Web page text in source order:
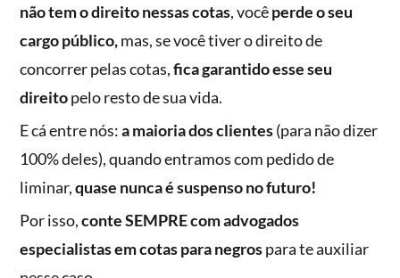
não tem o direito nessas cotas, vocêperde o seu
cargo público,mas, se você tiver o direito de
concorrer pelas cotas,fica garantido esse seu
direitopelo resto de sua vida.
E cá entre nós:a maioria dos clientes(para não dizer
100% deles), quando entramos com pedido de
liminar,quase nunca é suspenso no futuro!
Por isso,conte SEMPRE com advogados
especialistas em cotas para negrospara te auxiliar